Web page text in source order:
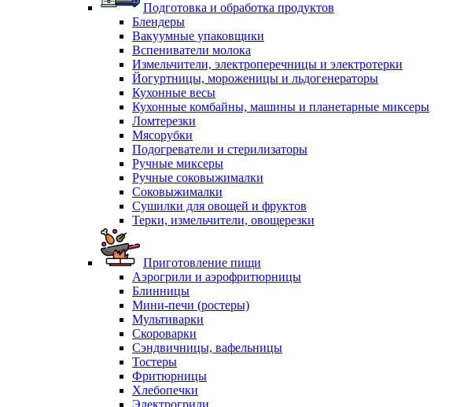
Подготовка и обработка продуктов
Блендеры
Вакуумные упаковщики
Вспениватели молока
Измельчители, электроперечницы и электротерки
Йогуртницы, мороженицы и льдогенераторы
Кухонные весы
Кухонные комбайны, машины и планетарные миксеры
Ломтерезки
Мясорубки
Подогреватели и стерилизаторы
Ручные миксеры
Ручные соковыжималки
Соковыжималки
Сушилки для овощей и фруктов
Терки, измельчители, овощерезки
Приготовление пищи
Аэрогрили и аэрофритюрницы
Блинницы
Мини-печи (ростеры)
Мультиварки
Скороварки
Сэндвичницы, вафельницы
Тостеры
Фритюрницы
Хлебопечки
Электрогрили